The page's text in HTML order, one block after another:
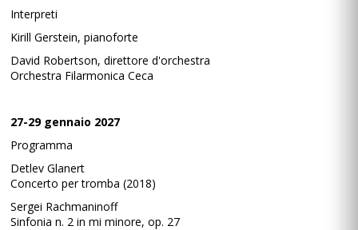
Interpreti
Kirill Gerstein, pianoforte
David Robertson, direttore d'orchestra
Orchestra Filarmonica Ceca
27-29 gennaio 2027
Programma
Detlev Glanert
Concerto per tromba (2018)
Sergei Rachmaninoff
Sinfonia n. 2 in mi minore, op. 27